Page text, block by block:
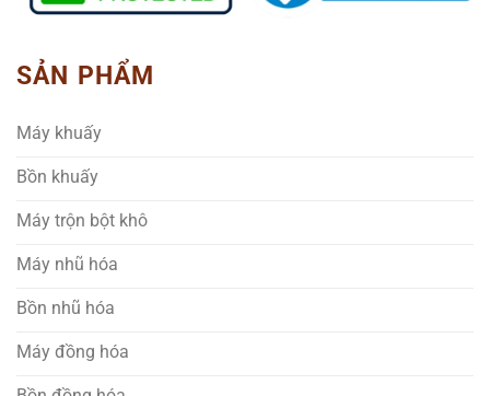
SẢN PHẨM
Máy khuấy
Bồn khuấy
Máy trộn bột khô
Máy nhũ hóa
Bồn nhũ hóa
Máy đồng hóa